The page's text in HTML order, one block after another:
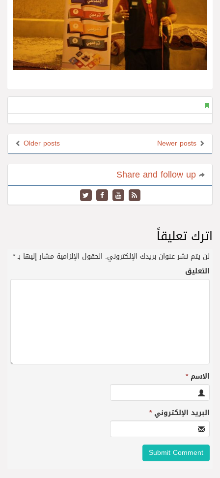
Older posts
اترك تعليقاً
لن يتم نشر عنوان بريدك الإلكتروني. الحقول الإلزامية مشار إليها بـ*
التعليق
الاسم*
البريد الإلكتروني*